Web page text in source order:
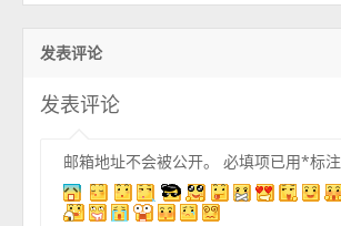
发表评论
发表评论
邮箱地址不会被公开。 必填项已用*标注